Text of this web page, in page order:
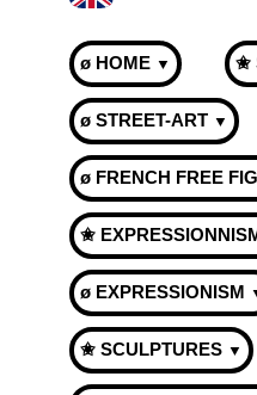
ø HOME ▼ ✬
ø STREET-ART ▼
ø FRENCH FREE
✬
ø EXPRESSIONISM
✬ SCULPTURES ▼